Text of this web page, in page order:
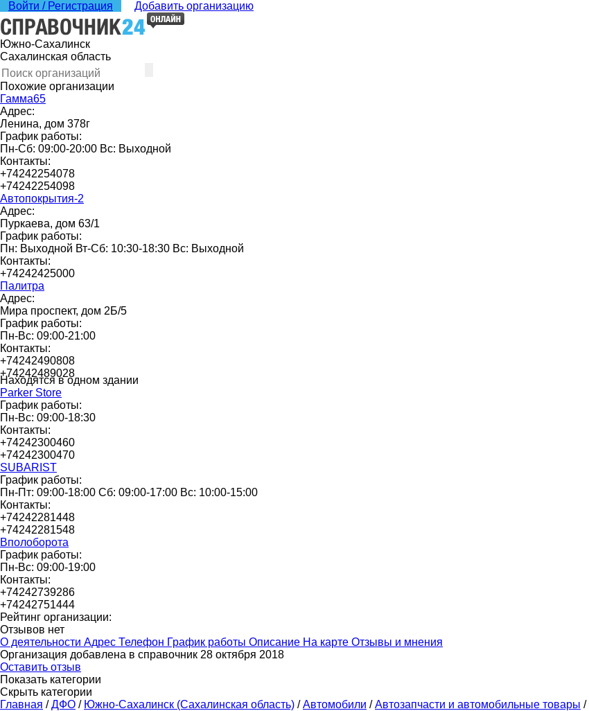
Войти / Регистрация Добавить организацию
Южно-Сахалинск
Сахалинская область
Похожие организации
Гамма65
Адрес:
Ленина, дом 378г
График работы:
Пн-Сб: 09:00-20:00 Вс: Выходной
Контакты:
+74242254078
+74242254098
Автопокрытия-2
Адрес:
Пуркаева, дом 63/1
График работы:
Пн: Выходной Вт-Сб: 10:30-18:30 Вс: Выходной
Контакты:
+74242425000
Палитра
Адрес:
Мира проспект, дом 2Б/5
График работы:
Пн-Вс: 09:00-21:00
Контакты:
+74242490808
+74242489028
Находятся в одном здании
Parker Store
График работы:
Пн-Вс: 09:00-18:30
Контакты:
+74242300460
+74242300470
SUBARIST
График работы:
Пн-Пт: 09:00-18:00 Сб: 09:00-17:00 Вс: 10:00-15:00
Контакты:
+74242281448
+74242281548
Вполоборота
График работы:
Пн-Вс: 09:00-19:00
Контакты:
+74242739286
+74242751444
Рейтинг организации:
Отзывов нет
О деятельности Адрес Телефон График работы Описание На карте Отзывы и мнения
Организация добавлена в справочник 28 октября 2018
Оставить отзыв
Показать категории
Скрыть категории
Главная / ДФО / Южно-Сахалинск (Сахалинская область) / Автомобили / Автозапчасти и автомобильные товары /